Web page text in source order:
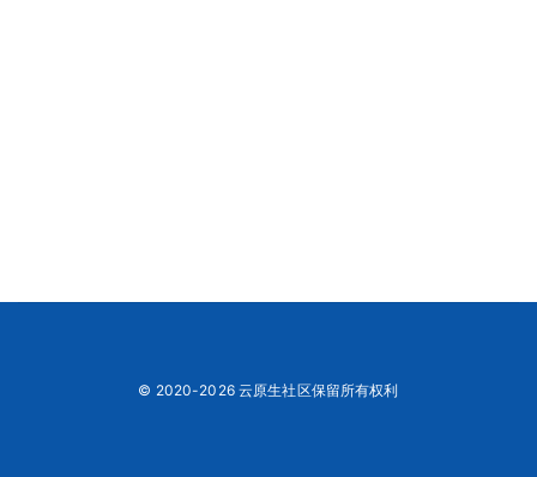
© 2020-2026 云原生社区保留所有权利